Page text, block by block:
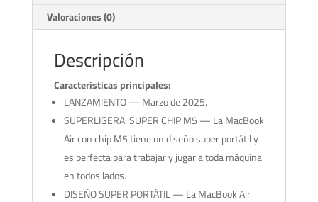
Valoraciones (0)
Descripción
Características principales:
LANZAMIENTO — Marzo de 2025.
SUPERLIGERA. SUPER CHIP M5 — La MacBook
Air con chip M5 tiene un diseño super portátil y
es perfecta para trabajar y jugar a toda máquina
en todos lados.
DISEÑO SUPER PORTÁTIL — La MacBook Air